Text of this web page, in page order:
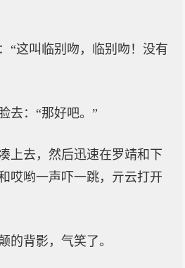
“这叫临别吻，临别吻！没有
去：“那好吧。”
上去，然后迅速在罗靖和下
哎哟一声吓一跳，亓云打开
的背影，气笑了。